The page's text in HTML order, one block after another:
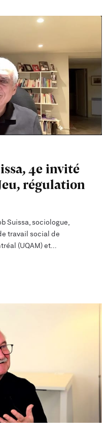
4e invité
régulation
Suissa, sociologue,
travail social de
(UQAM) et